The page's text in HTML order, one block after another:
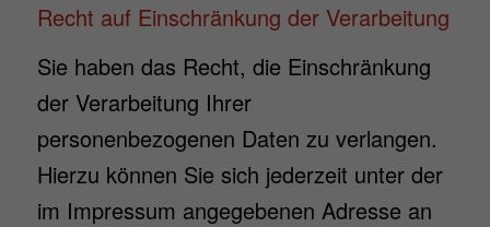
Recht auf Einschränkung der Verarbeitung
Sie haben das Recht, die Einschränkung
der Verarbeitung Ihrer
personenbezogenen Daten zu verlangen.
Hierzu können Sie sich jederzeit unter der
im Impressum angegebenen Adresse an